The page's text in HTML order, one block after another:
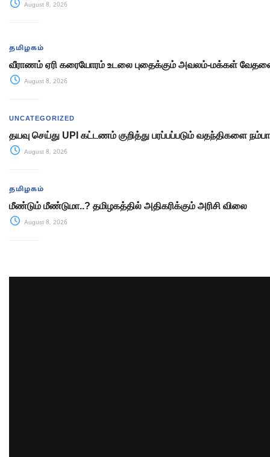
August 8, 2026
தமிழகம்
வீராணம் ஏரி கரையோரம் உடலை புதைக்கும் அவலம்-மக்கள்
August 8, 2026
UNCATEGORIZED
தயவு செய்து UPI கட்டணம் குறித்து பரப்பப்படும் வதந்திகளை
August 8, 2026
தமிழகம்
மீண்டும் மீண்டுமா..? தமிழகத்தில் அதிகரிக்கும் அரிசி விலை
August 8, 2026